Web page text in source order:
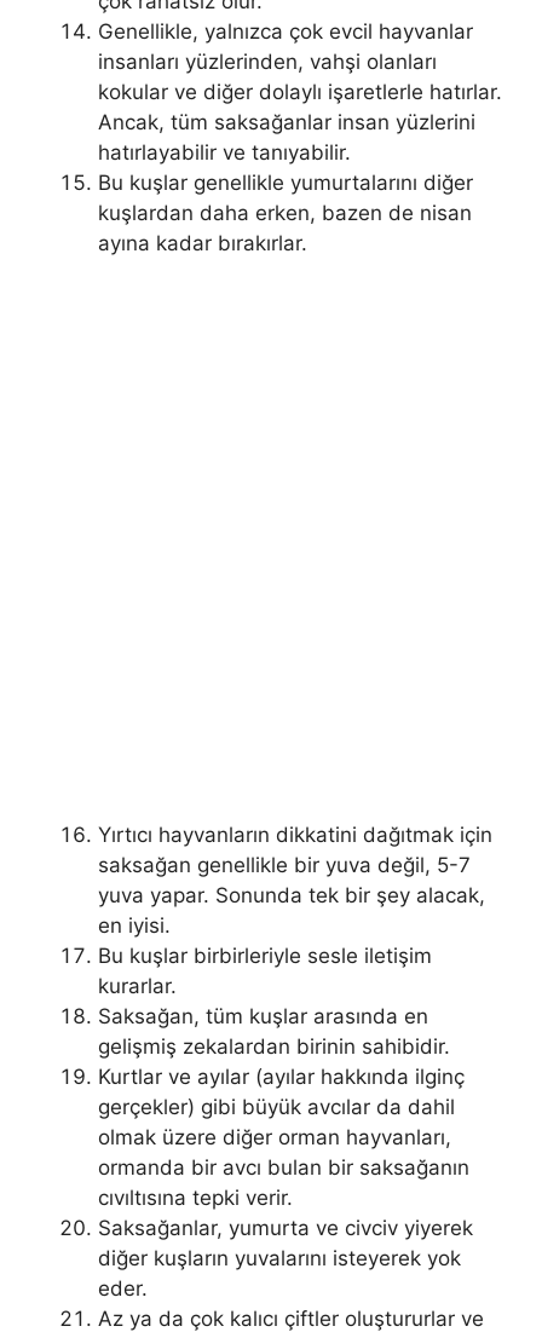
Genellikle, yalnızca çok evcil hayvanlar
insanları yüzlerinden, vahşi olanları
kokular ve diğer dolaylı işaretlerle hatırlar.
Ancak, tüm saksağanlar insan yüzlerini
hatırlayabilir ve tanıyabilir.
Bu kuşlar genellikle yumurtalarını diğer
kuşlardan daha erken, bazen de nisan
ayına kadar bırakırlar.
Yırtıcı hayvanların dikkatini dağıtmak için
saksağan genellikle bir yuva değil, 5-7
yuva yapar. Sonunda tek bir şey alacak,
en iyisi.
Bu kuşlar birbirleriyle sesle iletişim
kurarlar.
Saksağan, tüm kuşlar arasında en
gelişmiş zekalardan birinin sahibidir.
Kurtlar ve ayılar (ayılar hakkında ilginç
gerçekler) gibi büyük avcılar da dahil
olmak üzere diğer orman hayvanları,
ormanda bir avcı bulan bir saksağanın
cıvıltısına tepki verir.
Saksağanlar, yumurta ve civciv yiyerek
diğer kuşların yuvalarını isteyerek yok
eder.
Az ya da çok kalıcı çiftler oluştururlar ve